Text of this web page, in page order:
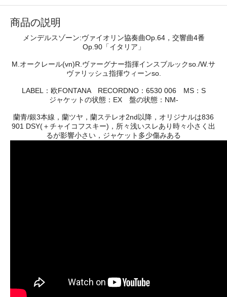
商品の説明
メンデルスゾーン:ヴァイオリン協奏曲Op.64，交響曲4番
Op.90「イタリア」
M.オークレール(vn)R.ヴァーグナー指揮インスブルックso./W.サ
ヴァリッシュ指揮ウィーンso.
LABEL：欧FONTANA RECORDNO：6530 006 MS：S
ジャケットの状態：EX 盤の状態：NM-
蘭青/銀3本線，蘭ツヤ，蘭ステレオ2nd以降，オリジナルは836
901 DSY(＋チャイコフスキー)，所々浅いスレあり時々小さく出
るが影響小さい，ジャケット多少傷みある